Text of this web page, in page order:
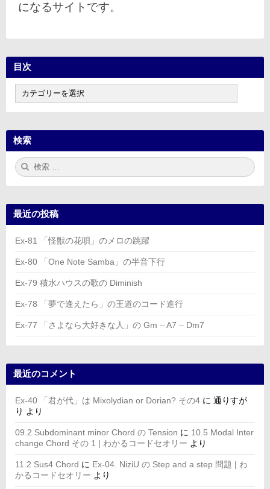
になるサイトです。
目次
次
検索
検
索:
最近の投稿
Ex-81 「怪獣の花唄」のメロの跳躍
Ex-80 「One Note Samba」の半音下行
Ex-79 積水ハウスの歌の Diminish
Ex-78 「夢で逢えたら」の王道のコード進行
Ex-77 「さよなら大好きな人」の Gm – A7 – Dm7
最近のコメント
Ex-40 「君が代」は Mixolydian or Dorian? その4 に 通りすが
り より
09.2 Subdominant minor Chord の Tension に 10.5 Modal Inter
change Chord その 1 | わかるコードセオリー より
11.2 Sus4 Chord に Ex-04. NiziU の Step and a step 問題 | わ
かるコードセオリー より